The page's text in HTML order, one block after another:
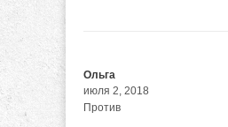
Ольга
июля 2, 2018
Против